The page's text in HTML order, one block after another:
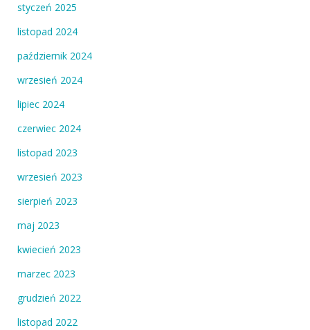
styczeń 2025
listopad 2024
październik 2024
wrzesień 2024
lipiec 2024
czerwiec 2024
listopad 2023
wrzesień 2023
sierpień 2023
maj 2023
kwiecień 2023
marzec 2023
grudzień 2022
listopad 2022